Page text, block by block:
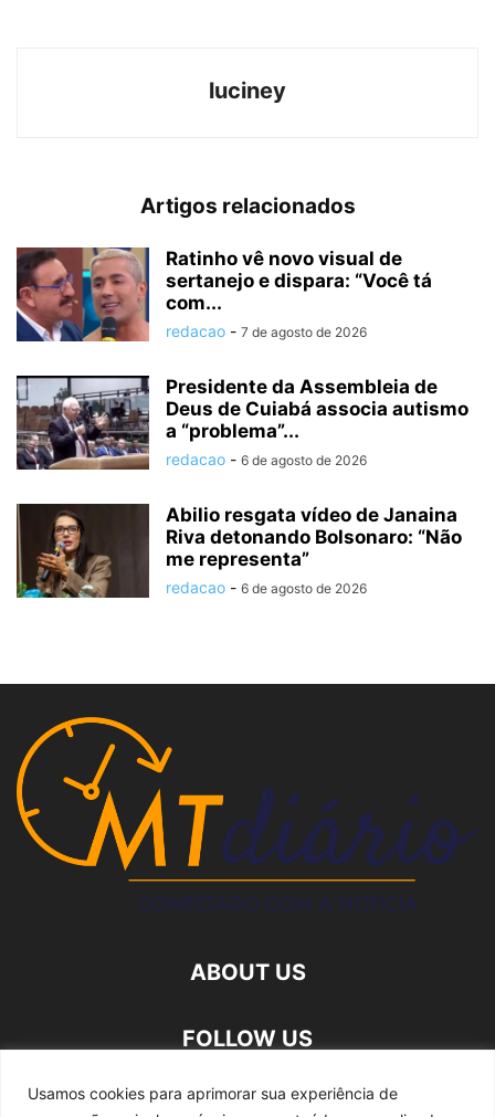
Usamos cookies para aprimorar sua experiência de
luciney
Artigos relacionados
Ratinho vê novo visual de
sertanejo e dispara: “Você tá
com...
redacao - 7 de agosto de 2026
Presidente da Assembleia de
Deus de Cuiabá associa autismo
a “problema”...
redacao - 6 de agosto de 2026
Abilio resgata vídeo de Janaina
Riva detonando Bolsonaro: “Não
me representa”
redacao - 6 de agosto de 2026
ABOUT US
FOLLOW US